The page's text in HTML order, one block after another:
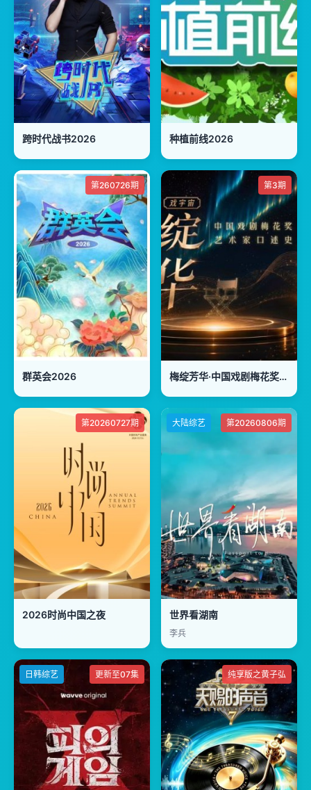
跨时代战书2026 种植前线2026
第260726期
群英会2026
第3期
梅绽芳华·中国戏剧梅花奖艺术家口述史
第20260727期
2026时尚中国之夜
大陆综艺 第20260806期
世界看湖南
李兵
日韩综艺 更新至07集 纯享版之黄子弘